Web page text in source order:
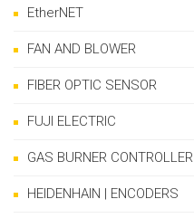
EtherNET
FAN AND BLOWER
FIBER OPTIC SENSOR
FUJI ELECTRIC
GAS BURNER CONTROLLER
HEIDENHAIN | ENCODERS